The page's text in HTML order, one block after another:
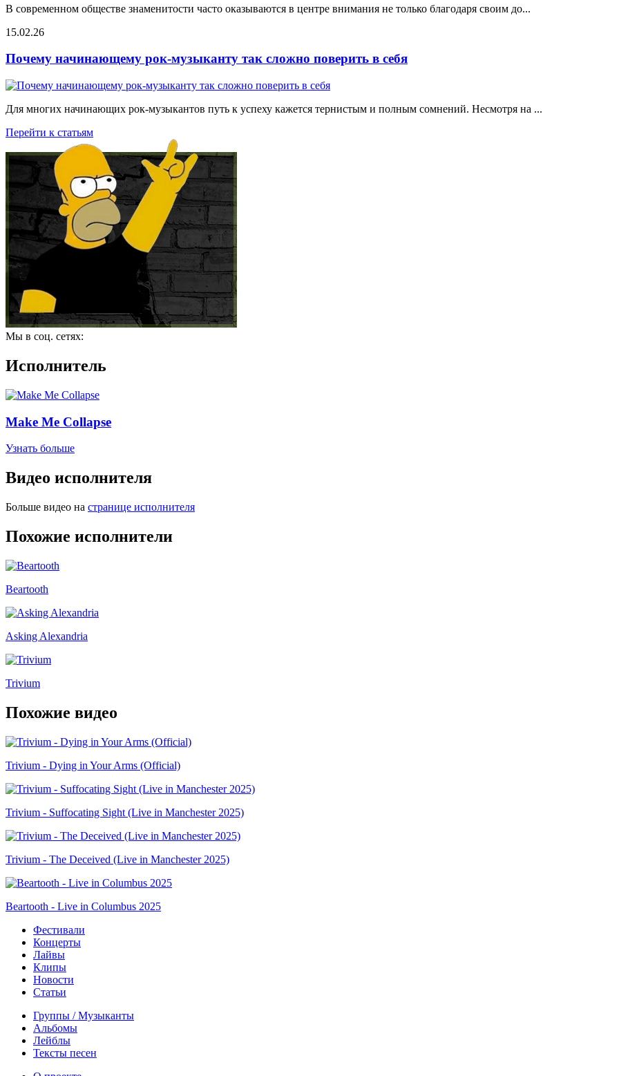
В современном обществе знаменитости часто оказываются в центре внимания не только благодаря своим до...
15.02.26
Почему начинающему рок-музыканту так сложно поверить в себя
Для многих начинающих рок-музыкантов путь к успеху кажется тернистым и полным сомнений. Несмотря на ...
Перейти к статьям
Мы в соц. сетях:
Исполнитель
Make Me Collapse
Узнать больше
Видео исполнителя
Больше видео на странице исполнителя
Похожие исполнители
Beartooth
Asking Alexandria
Trivium
Похожие видео
Trivium - Dying in Your Arms (Official)
Trivium - Suffocating Sight (Live in Manchester 2025)
Trivium - The Deceived (Live in Manchester 2025)
Beartooth - Live in Columbus 2025
Фестивали
Концерты
Лайвы
Клипы
Новости
Статьи
Группы / Музыканты
Альбомы
Лейблы
Тексты песен